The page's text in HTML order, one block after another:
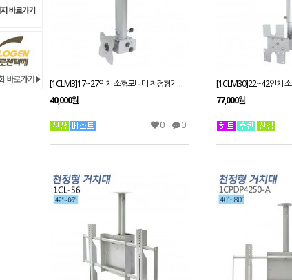
[1CLM3]17~27인치 소형모니터 천정형거치대
40,000원
0 0
77,000원